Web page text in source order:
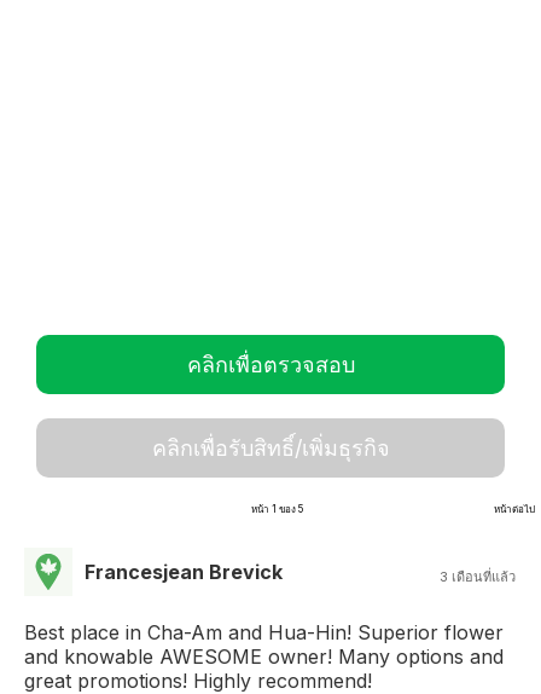
คลิกเพื่อตรวจสอบ
คลิกเพื่อรับสิทธิ์/เพิ่มธุรกิจ
หน้า 1 ของ 5 หน้าต่อไป
Francesjean Brevick 3 เดือนที่แล้ว
Best place in Cha-Am and Hua-Hin! Superior flower
and knowable AWESOME owner! Many options and
great promotions! Highly recommend!